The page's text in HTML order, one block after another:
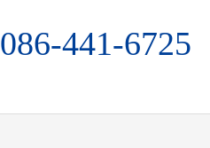
086-441-6725